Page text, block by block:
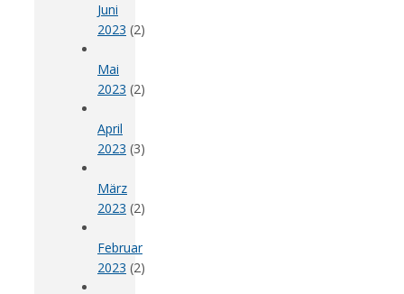
Juni
2023 (2)
Mai
2023 (2)
April
2023 (3)
März
2023 (2)
Februar
2023 (2)